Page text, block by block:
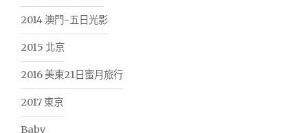
2014 澳門-五日光影
2015 北京
2016 美東21日蜜月旅行
2017 東京
Baby